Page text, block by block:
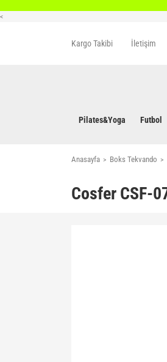
<
Kargo Takibi İletişim
Pilates&Yoga Futbol
Anasayfa Boks Tekvando
Cosfer CSF-